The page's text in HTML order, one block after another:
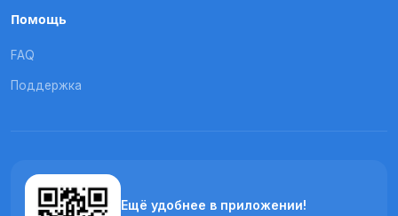
Помощь
FAQ
Поддержка
Ещё удобнее в приложении!